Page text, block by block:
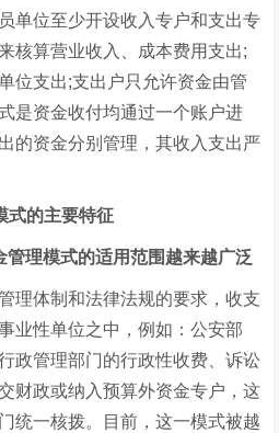
位至少开设收入专户和支出专
核算营业收入、成本费用支出;
位支出;支出户只允许资金由管
是资金收付均通过一个账户进
的资金分别管理，其收入支出严
的主要特征
理模式的适用范围越来越广泛
体制和法律法规的要求，收支
业性单位之中，例如：公安部
政管理部门的行政性收费、诉讼
财政或纳入预算外资金专户，这
统一核拨。目前，这一模式被越